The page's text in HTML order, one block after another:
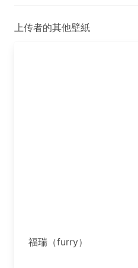
上传者的其他壁紙
福瑞（furry）